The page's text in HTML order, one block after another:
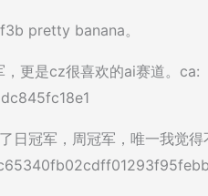
pretty banana。
更是cz很喜欢的ai赛道。ca:
冠军，周冠军，唯一我觉